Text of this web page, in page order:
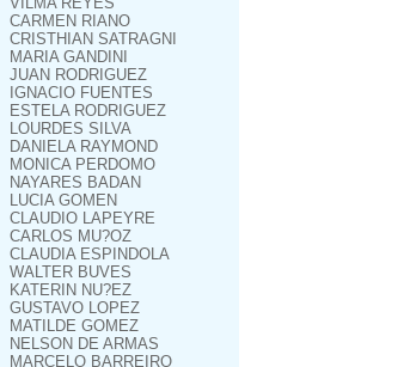
CARMEN RIANO
CRISTHIAN SATRAGNI
MARIA GANDINI
JUAN RODRIGUEZ
IGNACIO FUENTES
ESTELA RODRIGUEZ
LOURDES SILVA
DANIELA RAYMOND
MONICA PERDOMO
NAYARES BADAN
LUCIA GOMEN
CLAUDIO LAPEYRE
CARLOS MU?OZ
CLAUDIA ESPINDOLA
WALTER BUVES
KATERIN NU?EZ
GUSTAVO LOPEZ
MATILDE GOMEZ
NELSON DE ARMAS
MARCELO BARREIRO